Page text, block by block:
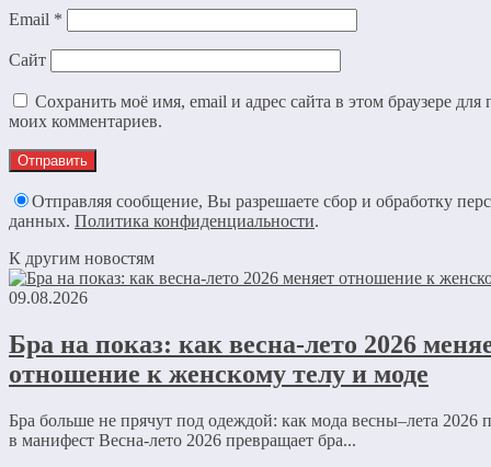
Email *
Сайт
Сохранить моё имя, email и адрес сайта в этом браузере
моих комментариев.
Отправляя сообщение, Вы разрешаете сбор и обработку
данных. Политика конфиденциальности.
К другим новостям
09.08.2026
Бра на показ: как весна-лето 2026
отношение к женскому телу и моде
Бра больше не прячут под одеждой: как мода весны–лета 2026
в манифест Весна-лето 2026 превращает бра...